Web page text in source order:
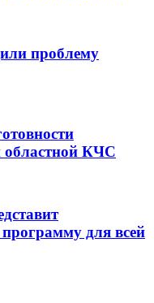
проблему
областной КЧС
для всей